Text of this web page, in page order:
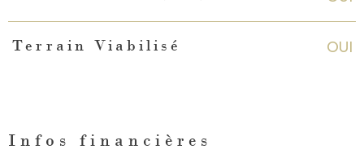
Terrain Viabilisé OUI
Infos financières